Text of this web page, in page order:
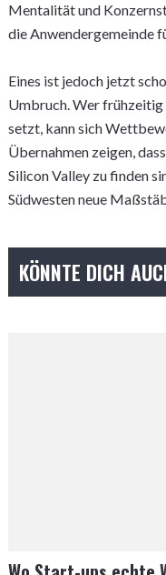
Mentalität und
die Anwendergemeinde
Eines ist jedoch jetzt
Umbruch. Wer
setzt, kann sich
Übernahmen zeigen,
Silicon Valley zu finden
Südwesten neue
KÖNNTE DICH